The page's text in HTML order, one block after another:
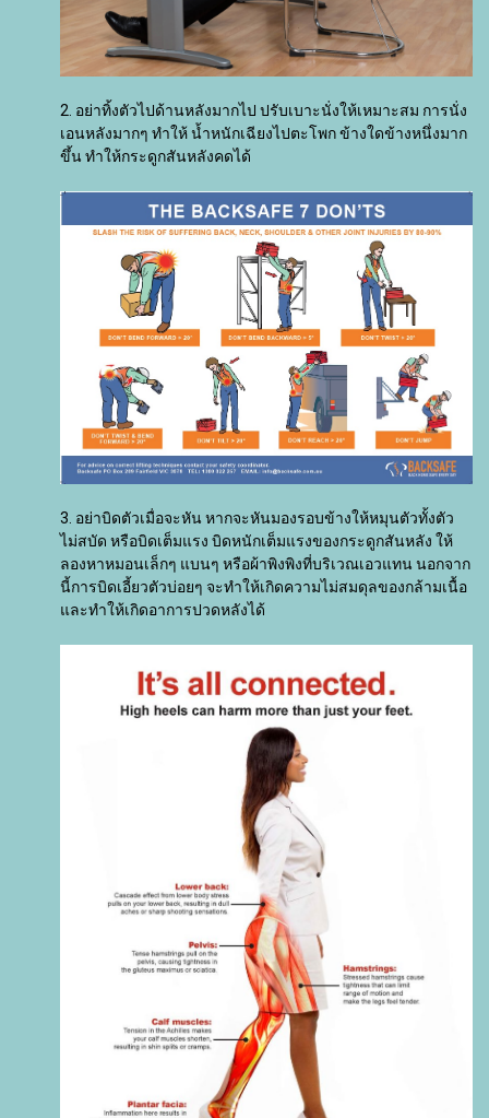
2. อย่าทิ้งตัวไปด้านหลังมากไป ปรับเบาะนั่งให้เหมาะสม การนั่ง
เอนหลังมากๆ ทำให้ น้ำหนักเฉียงไปตะโพก ข้างใดข้างหนึ่งมาก
ขึ้น ทำให้กระดูกสันหลังคดได้
3. อย่าบิดตัวเมื่อจะหัน หากจะหันมองรอบข้างให้หมุนตัวทั้งตัว
ไม่สบัด หรือบิดเต็มแรง บิดหนักเต็มแรงของกระดูกสันหลัง ให้
ลองหาหมอนเล็กๆ แบนๆ หรือผ้าพิงพิงที่บริเวณเอวแทน นอกจาก
นี้การบิดเอี้ยวตัวบ่อยๆ จะทำให้เกิดความไม่สมดุลของกล้ามเนื้อ
และทำให้เกิดอาการปวดหลังได้